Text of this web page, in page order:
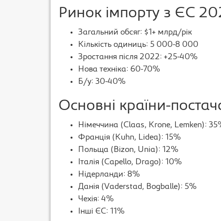
Ринок імпорту з ЄС
Загальний обсяг: $1+ млрд/рік
Кількість одиниць: 5 000-8 000
Зростання після 2022: +25-40%
Нова техніка: 60-70%
Б/у: 30-40%
Основні країни-
Німеччина (Claas, Krone, Lemken):
Франція (Kuhn, Lidea): 15%
Польща (Bizon, Unia): 12%
Італія (Capello, Drago): 10%
Нідерланди: 8%
Данія (Vaderstad, Bogballe): 5%
Чехія: 4%
Інші ЄС: 11%